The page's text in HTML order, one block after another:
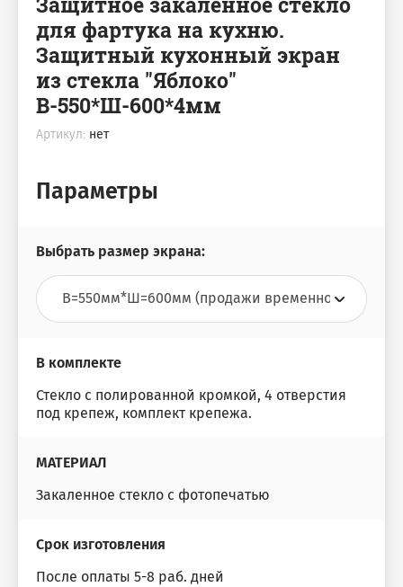
для фартука на кухню.
Защитный кухонный экран
из стекла "Яблоко"
В-550*Ш-600*4мм
Артикул: нет
Параметры
Выбрать размер экрана:
В комплекте
Стекло с полированной кромкой, 4 отверстия
под крепеж, комплект крепежа.
МАТЕРИАЛ
Закаленное стекло с фотопечатью
Срок изготовления
После оплаты 5-8 раб. дней